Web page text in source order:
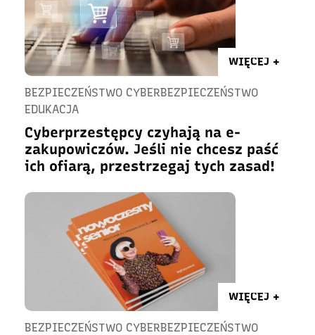
WIĘCEJ +
BEZPIECZEŃSTWO CYBERBEZPIECZEŃSTWO
EDUKACJA
Cyberprzestępcy czyhają na e-
zakupowiczów. Jeśli nie chcesz paść
ich ofiarą, przestrzegaj tych zasad!
WIĘCEJ +
BEZPIECZEŃSTWO CYBERBEZPIECZEŃSTWO